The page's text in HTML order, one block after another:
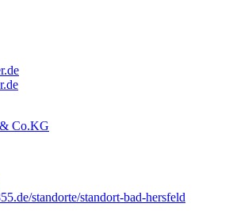
Co.KG
standorte/standort-bad-hersfeld